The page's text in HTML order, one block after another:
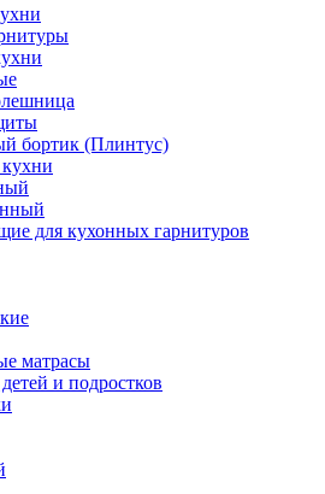
бортик (Плинтус)
для кухонных гарнитуров
матрасы
и подростков